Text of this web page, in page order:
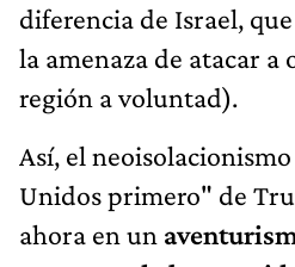
diferencia de Israel,
la amenaza de atacar a
región a voluntad).
Así, el
Unidos primero" de
ahora en un